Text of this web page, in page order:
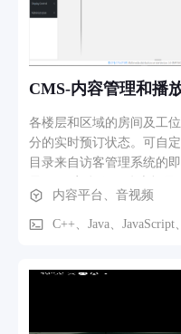
CMS-内容管理和播
各楼层和区域的房间及工
分的实时预订状态。可自定义
目录来自访客管理系统的
量、室内和室外温度、碳
报、RSS 实时新闻推送等。 在入口/接待区域播放宣传视频和
内容平台、音视频
C++、Java、JavaScript